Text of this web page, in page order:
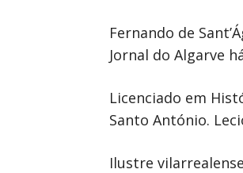
Fernando de
Jornal do Algarve
Licenciado em
Santo António.
Ilustre